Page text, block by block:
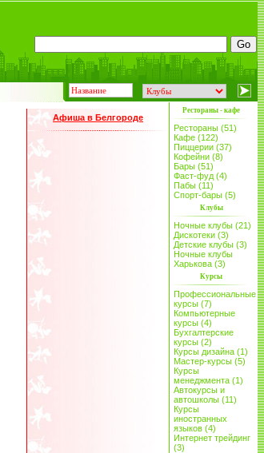
Афиша в Белгороде
Рестораны - кафе
Рестораны (51)
Кафе (122)
Пиццерии (37)
Кофейни (8)
Бары (51)
Фаст-фуд (4)
Пабы (11)
Спорт-бары (5)
Клубы
Ночные клубы (21)
Дискотеки (3)
Детские клубы (3)
Ночные клубы
Харькова (3)
Курсы
Профессиональные
курсы (7)
Компьютерные
курсы (4)
Бухгалтерские
курсы (2)
Курсы дизайна (1)
Мастер-курсы (5)
Курсы
менеджмента (1)
Автокурсы и
автошколы (11)
Курсы
иностранных
языков (4)
Интернет трейдинг
(3)